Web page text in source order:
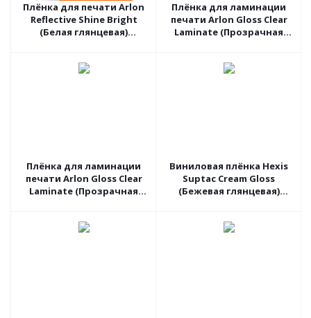
Плёнка для печати Arlon
Reflective Shine Bright
(Белая глянцевая)
Плёнка для ламинации
печати Arlon Gloss Clear
Laminate (Прозрачная
Плёнка для ламинации
печати Arlon Gloss Clear
Laminate (Прозрачная
Виниловая плёнка Hexis
Suptac Cream Gloss
(Бежевая глянцевая)